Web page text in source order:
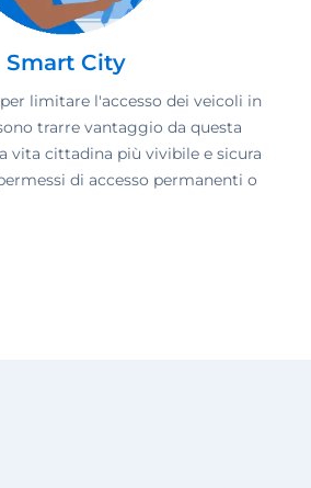
Smart City
limitare l'accesso dei veicoli in
trarre vantaggio da questa
vita cittadina più vivibile e sicura
di accesso permanenti o